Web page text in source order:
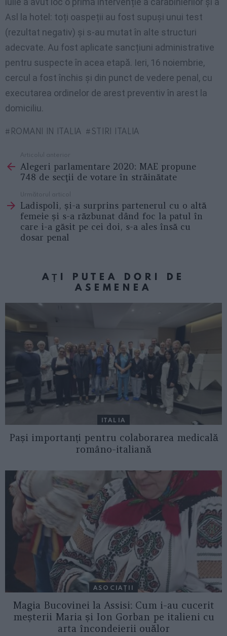
Asl la hotel: toți oaspeții au fost supuși unui test
(rezultat negativ) și s-au mutat în alte structuri
adecvate. Au fost aplicate sancțiuni administrative
pentru suspecte în acea etapă. Ieri, 16 noiembrie,
cercul a fost închis și din punct de vedere penal, cu
executarea ordinelor de arest preventiv în arest la
domiciliu.
ROMANI IN ITALIA STIRI ITALIA
more
Articolul anterior
Alegeri parlamentare 2020: MAE propune
748 de secţii de votare în străinătate
Următorul articol
Ladispoli, și-a surprins partenerul cu o altă
femeie și s-a răzbunat dând foc la patul în
care i-a găsit pe cei doi, s-a ales însă cu
dosar penal
AȚI PUTEA DORI DE
ASEMENEA
ITALIA
Pași importanți pentru colaborarea medicală
româno-italiană
ASOCIAŢII
Magia Bucovinei la Assisi: Cum i-au cucerit
meșterii Maria și Ion Gorban pe italieni cu
arta încondeierii ouălor